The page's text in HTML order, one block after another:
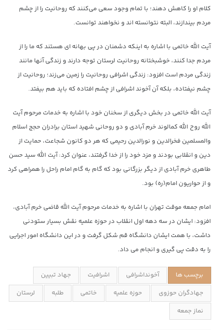
کلام او را کاهش دهند؛ با تمام وجود سعی می‌کنند که روحانیت را از چشم
مردم بیندازند، البته نتوانسته اند و نخواهند توانست.
آیت الله خاتمی با اشاره به اینکه دشمنان در پی بهانه ای هستند که ما را از
مردم جدا کنند، خوشبختانه روحانیت لرستان توجه دارند و زندگی آنها مانند
زندگی مردم است افزود: زندگی اشرافی روحانیت را زمین می‌زند؛ روحانیت از
چشم نیفتاده، بلکه آن آخوند اشرافی از چشم افتاده که باید هم بیفتد.
آیت الله خاتمی در بخش دیگری از سخنان خود با اشاره به خدمات مرحوم آیت
الله روح الله کمالوند خرم آبادی و دو روحانی شهید استان برادران حجج اسلام
والمسلمین فخرالدین و نورالدین رحیمی که هر دو کانون شجاعت، حمایت از
دین و انقلابی بودند و مزد خود را از خدا گرفتند، عنوان کرد: آیت الله سید حسن
طاهری خرم آبادی از دیگر بزرگانی بود که گام به گام امام راحل را همراهی کرد
و از حواریون امام(ره) بود.
امام جمعه موقت تهران با اشاره به خدمات مرحوم آیت الله قاضی خرم آبادی،
افزود: ایشان در سه دهه اول انقلاب در حوزه علمیه نقش بسیار ستودنی
داشت، با همت ایشان دانشگاه قم شکل گرفت و در این دانشگاه امور اجرایی
را به دقت پی گیری و انجام می داد.
برچسب ها آخونداشرافی اشرافیت
جهاد تبیین
جهادگران حوزوی
حوزه علمیه خاتمی طلبه
لرستان
نماز جمعه